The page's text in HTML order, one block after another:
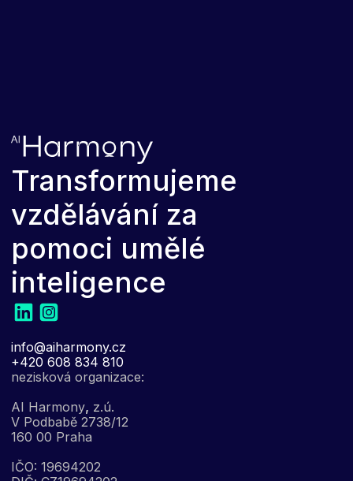
Transformujeme
vzdělávání za
pomoci umělé
inteligence
info@aiharmony.cz
+420 608 834 810
nezisková organizace:
AI Harmony, z.ú.
V Podbabě 2738/12
160 00 Praha
IČO: 19694202